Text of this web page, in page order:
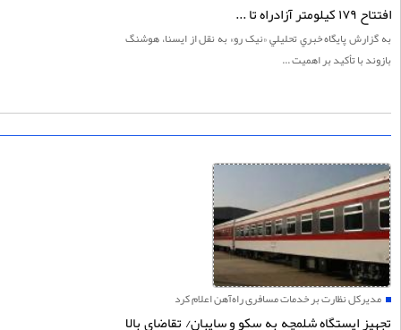
تا ...
پايگاه خبري تحليلي «نيک رو» به نقل از ایسنا، هوشنگ
با تأکید بر اهمیت ...
نظارت بر خدمات مسافری راه‌آهن اعلام کرد
ایستگاه شلمچه به سکو و سایبان/ تقاضای بالا